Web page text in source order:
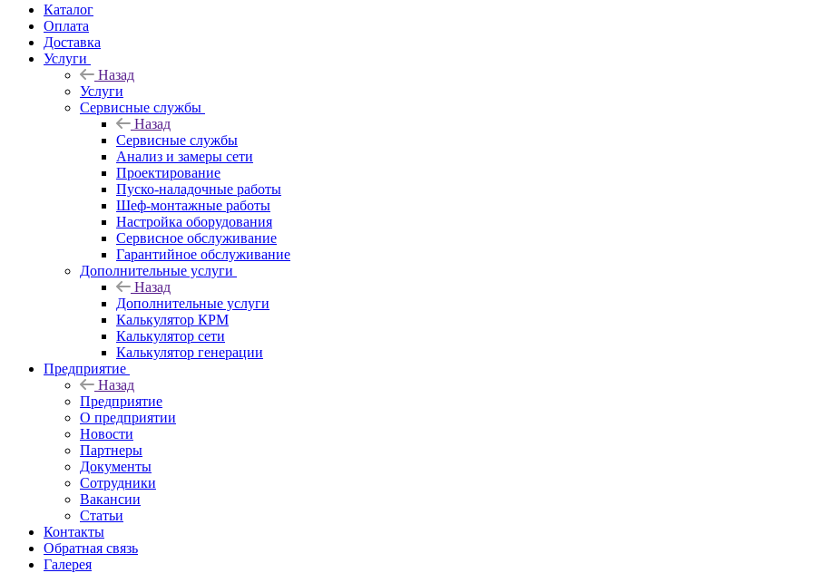
Каталог
Оплата
Доставка
Услуги
Назад
Услуги
Сервисные службы
Назад
Сервисные службы
Анализ и замеры сети
Проектирование
Пуско-наладочные работы
Шеф-монтажные работы
Настройка оборудования
Сервисное обслуживание
Гарантийное обслуживание
Дополнительные услуги
Назад
Дополнительные услуги
Калькулятор КРМ
Калькулятор сети
Калькулятор генерации
Предприятие
Назад
Предприятие
О предприятии
Новости
Партнеры
Документы
Сотрудники
Вакансии
Статьи
Контакты
Обратная связь
Галерея